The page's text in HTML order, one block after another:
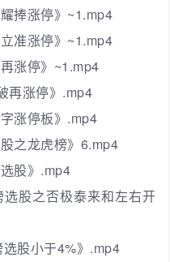
捧涨停》~1.mp4
准涨停》~1.mp4
涨停》~1.mp4
再涨停》.mp4
涨停板》.mp4
之龙虎榜》6.mp4
股》.mp4
股之否极泰来和左右开
股小于4%》.mp4